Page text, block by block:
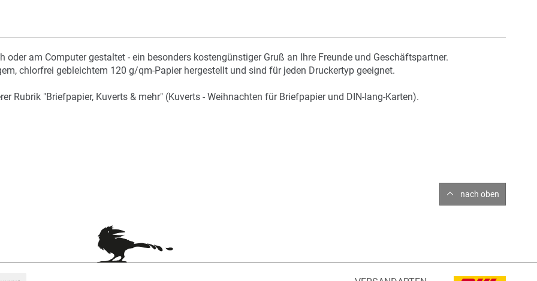
oder am Computer gestaltet - ein besonders kostengünstiger Gruß an Ihre Freunde und Geschäftspartner.
chlorfrei gebleichtem 120 g/qm-Papier hergestellt und sind für jeden Druckertyp geeignet.
Rubrik "Briefpapier, Kuverts & mehr" (Kuverts - Weihnachten für Briefpapier und DIN-lang-Karten).
nach oben